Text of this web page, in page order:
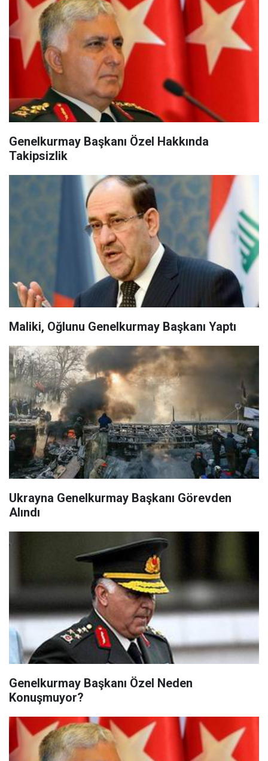
Genelkurmay Başkanı Özel Hakkında
Takipsizlik
Maliki, Oğlunu Genelkurmay Başkanı Yaptı
Ukrayna Genelkurmay Başkanı Görevden
Alındı
Genelkurmay Başkanı Özel Neden
Konuşmuyor?